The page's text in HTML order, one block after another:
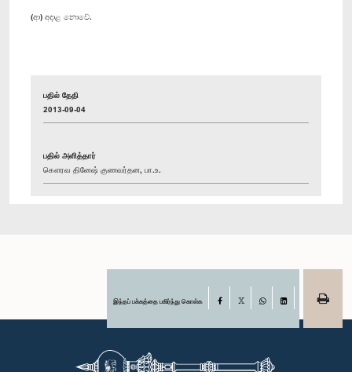
(ආ) අදාළ නොවේ.
பதில் தேதி
2013-09-04
பதில் அளித்தார்
கௌரவ தினேஷ் குணவர்தன, பா.உ.
இந்தப் பக்கத்தை பகிர்ந்து கொள்க Facebook